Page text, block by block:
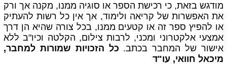
מודגש בזאת, כי רכישת הספר או סוגיה ממנו, מקנה אך ורק
את האפשרות של קריאה ולימוד, אך אין כל רשות להעתיק
או להפיץ ספר זה או קטעים ממנו, בכל צורה שהיא הן דרך
אמצעי אלקטרוני ומכני, לרבות צילום, הקלטה וכיו"ב ללא
אישור של המחבר בכתב. כל הזכויות שמורות למחבר,
מיכאל חוואי, עו"ד